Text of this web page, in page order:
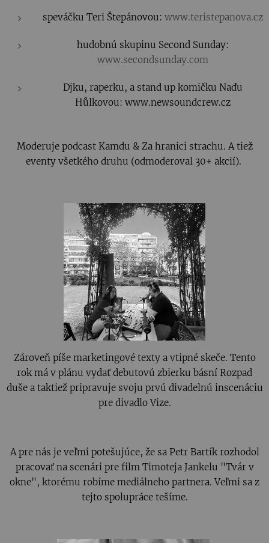
speváčku Teri Štepánovou: www.teristepanova.cz
hudobnú skupinu Second Sunday:
www.secondsunday.com
Djku, raperku, a stand up komičku Naďu
Hůlkovou: www.newsoundcrew.cz
Moderuje podcast Kamdu & Za hranici strachu. A tiež
eventy všetkého druhu (odmoderoval 30+ akcií).
Zároveň píše marketingové texty a vtipné skeče. Tento
rok má v plánu vydať debutovú zbierku básní Rozpad
duše a taktiež pripravuje svoju prvú divadelnú inscenáciu
pre divadlo Vize.
A pre nás je veľmi potešujúce, že sa Petr Bartík rozhodol
pracovať na scenári pre film Timoteja Jankelu "Tvár v
okne", ktorému robíme mediálneho partnera. Veľmi sa z
tejto spolupráce tešíme.